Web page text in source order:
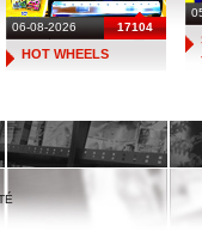
06-08-2026 17104
HOT WHEELS